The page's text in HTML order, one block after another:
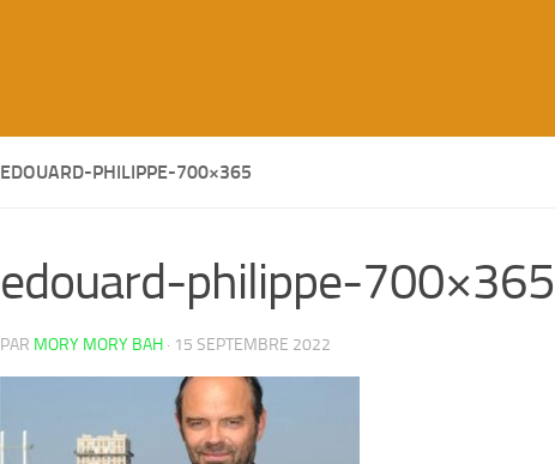
EDOUARD-PHILIPPE-700×365
edouard-philippe-700×365
PAR MORY MORY BAH · 15 SEPTEMBRE 2022